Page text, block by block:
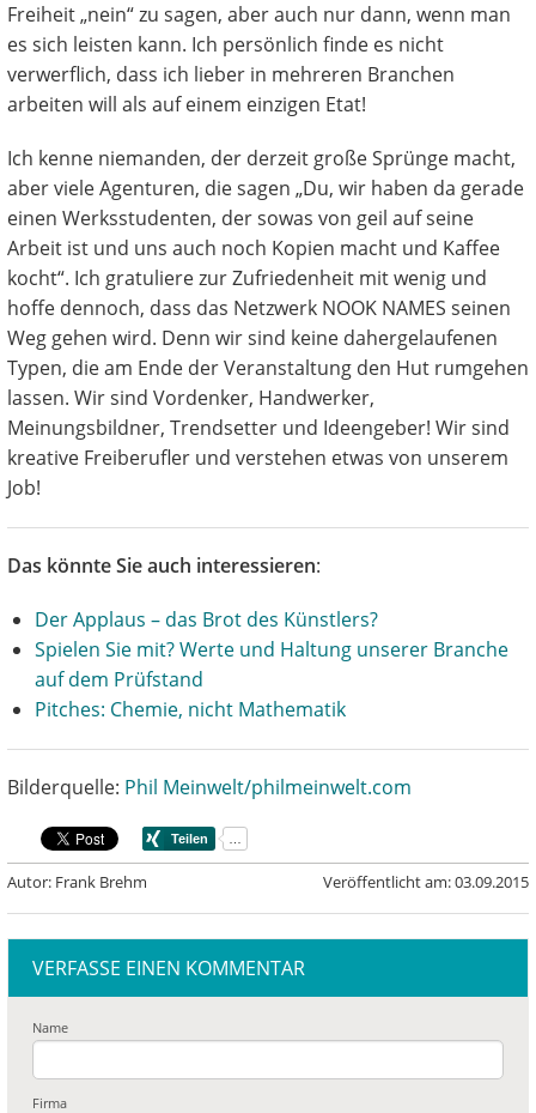
Freiheit „nein“ zu sagen, aber auch nur dann, wenn man
es sich leisten kann. Ich persönlich finde es nicht
verwerflich, dass ich lieber in mehreren Branchen
arbeiten will als auf einem einzigen Etat!
Ich kenne niemanden, der derzeit große Sprünge macht,
aber viele Agenturen, die sagen „Du, wir haben da gerade
einen Werksstudenten, der sowas von geil auf seine
Arbeit ist und uns auch noch Kopien macht und Kaffee
kocht“. Ich gratuliere zur Zufriedenheit mit wenig und
hoffe dennoch, dass das Netzwerk NOOK NAMES seinen
Weg gehen wird. Denn wir sind keine dahergelaufenen
Typen, die am Ende der Veranstaltung den Hut rumgehen
lassen. Wir sind Vordenker, Handwerker,
Meinungsbildner, Trendsetter und Ideengeber! Wir sind
kreative Freiberufler und verstehen etwas von unserem
Job!
Das könnte Sie auch interessieren:
Der Applaus – das Brot des Künstlers?
Spielen Sie mit? Werte und Haltung unserer Branche
auf dem Prüfstand
Pitches: Chemie, nicht Mathematik
Bilderquelle: Phil Meinwelt/philmeinwelt.com
Autor: Frank Brehm Veröffentlicht am: 03.09.2015
VERFASSE EINEN KOMMENTAR
Name
Firma